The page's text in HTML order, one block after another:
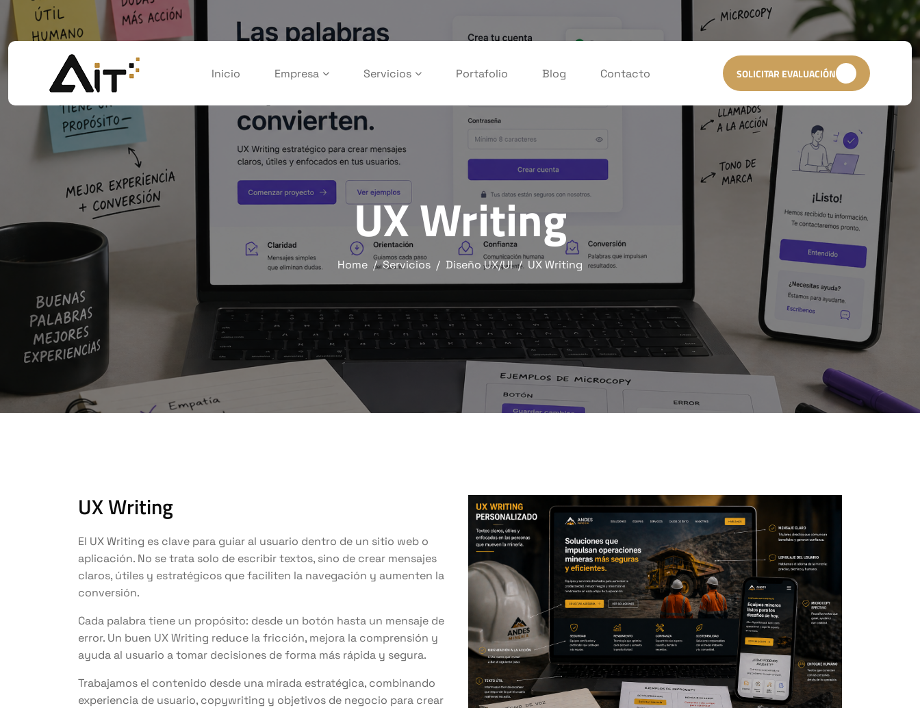
Inicio Empresa Servicios Portafolio Blog Contacto SOLICITAR EVALUACIÓN
UX Writing
Home Servicios Diseño UX/UI UX Writing
UX Writing
El UX Writing es clave para guiar al usuario dentro de un sitio web o
aplicación. No se trata solo de escribir textos, sino de crear mensajes
claros, útiles y estratégicos que faciliten la navegación y aumenten la
conversión.
Cada palabra tiene un propósito: desde un botón hasta un mensaje de
error. Un buen UX Writing reduce la fricción, mejora la comprensión y
ayuda al usuario a tomar decisiones de forma más rápida y segura.
Trabajamos el contenido desde una mirada estratégica, combinando
experiencia de usuario, copywriting y objetivos de negocio para crear